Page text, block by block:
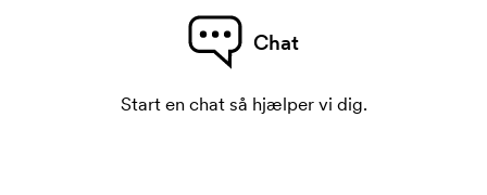
Chat
Start en chat så hjælper vi dig.